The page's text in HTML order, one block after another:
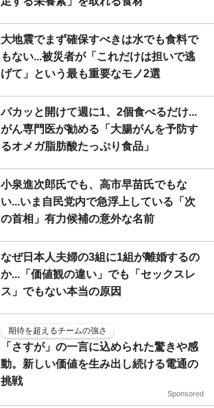
大地震でまず確保すべきは水でも食料で
もない...被災者が「これだけは担いで逃
げて」という最も重要なモノ2選
パカッと開けて週に1、2個食べるだけ...
がん専門医が勧める「大腸がんを予防す
るオメガ脂肪酸たっぷり食品」
小泉進次郎氏でも、高市早苗氏でもな
い...いま自民党内で急浮上している「次
の首相」有力候補の意外な名前
なぜ日本人夫婦の3組に1組が離婚するの
か...「価値観の違い」でも「セックスレ
ス」でもない本当の原因
期待を超えるチームの強さ
「さすが」の一言に込められた驚きや感
動。新しい価値を生み出し続ける電通の
挑戦
Sponsored